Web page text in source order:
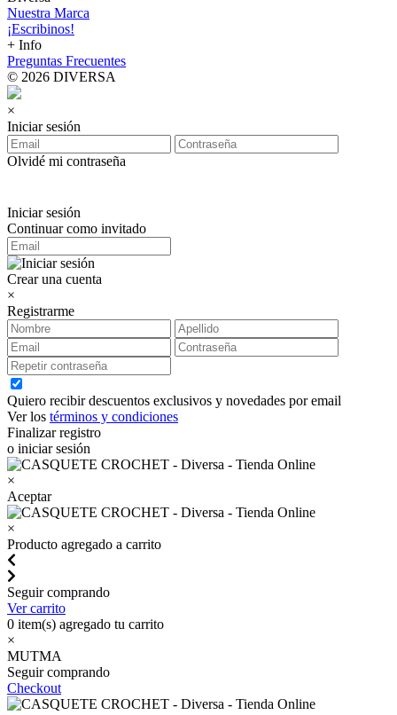
Nuestra Marca
¡Escribinos!
+ Info
Preguntas Frecuentes
© 2026 DIVERSA
×
Iniciar sesión
Olvidé mi contraseña
Iniciar sesión
Continuar como invitado
Crear una cuenta
×
Registrarme
Quiero recibir descuentos exclusivos y novedades por email
Ver los términos y condiciones
Finalizar registro
o iniciar sesión
×
Aceptar
×
Producto agregado a carrito
Seguir comprando
Ver carrito
0 item(s) agregado tu carrito
×
MUTMA
Seguir comprando
Checkout